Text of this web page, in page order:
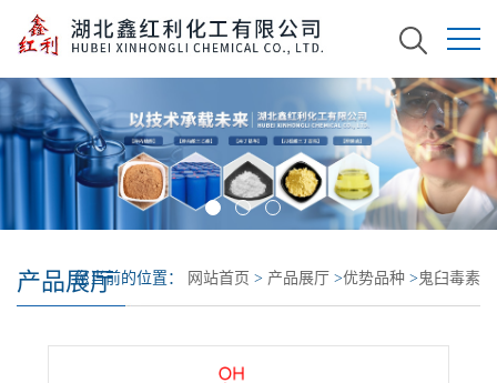
产品展厅您当前的位置： 网站首页 > 产品展厅 >优势品种 > 鬼臼毒素